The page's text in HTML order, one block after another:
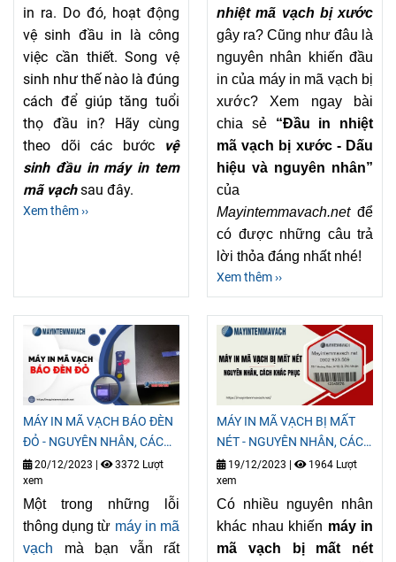
in ra. Do đó, hoạt động
vệ sinh đầu in là công
việc cần thiết. Song vệ
sinh như thế nào là đúng
cách để giúp tăng tuổi
thọ đầu in? Hãy cùng
theo dõi các bướcvệ
sinh đầu in máy in tem
mã vạchsau đây.
Xem thêm ››
nhiệt mã vạch bị xước
gây ra? Cũng như đâu là
nguyên nhân khiến đầu
in của máy in mã vạch bị
xước? Xem ngay bài
chia sẻ “Đầu in nhiệt
mã vạch bị xước - Dấu
hiệu và nguyên nhân”
của
Mayintemmavach.netđể
có được những câu trả
lời thỏa đáng nhất nhé!
Xem thêm ››
MÁY IN MÃ VẠCH BÁO ĐÈN
ĐỎ - NGUYÊN NHÂN, CÁCH
KHẮC PHỤC
20/12/2023
3372 Lượt
xem
Một trong những lỗi
thông dụng từ máy in mã
vạch mà bạn vẫn rất
MÁY IN MÃ VẠCH BỊ MẤT
NÉT - NGUYÊN NHÂN, CÁCH
KHẮC PHỤC
19/12/2023
1964 Lượt
xem
Có nhiều nguyên nhân
khác nhau khiến máy in
mã vạch bị mất nét